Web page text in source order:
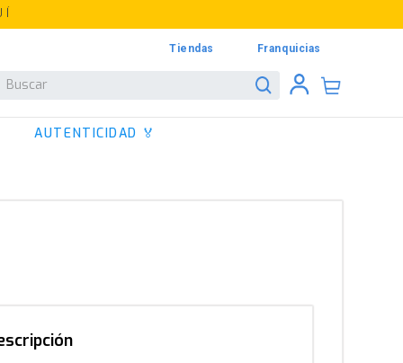
Tiendas Franquicias
Buscar
AUTENTICIDAD 🏅